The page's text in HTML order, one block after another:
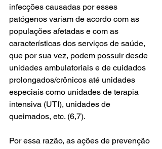
infecções causadas por esses
patógenos variam de acordo com as
populações afetadas e com as
características dos serviços de saúde,
que por sua vez, podem possuir desde
unidades ambulatoriais e de cuidados
prolongados/crônicos até unidades
especiais como unidades de terapia
intensiva (UTI), unidades de
queimados, etc. (6,7).
Por essa razão, as ações de prevenção